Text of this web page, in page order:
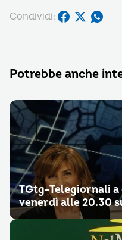
Condividi:
Potrebbe anche
TGtg-Telegiornali
venerdì alle 20.30